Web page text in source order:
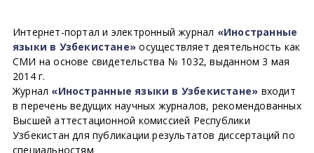
Интернет-портал и электронный журнал «Иностранные
языки в Узбекистане» осуществляет деятельность как
СМИ на основе свидетельства № 1032, выданном 3 мая
2014 г.
Журнал «Иностранные языки в Узбекистане» входит
в перечень ведущих научных журналов, рекомендованных
Высшей аттестационной комиссией Республики
Узбекистан для публикации результатов диссертаций по
специальностям